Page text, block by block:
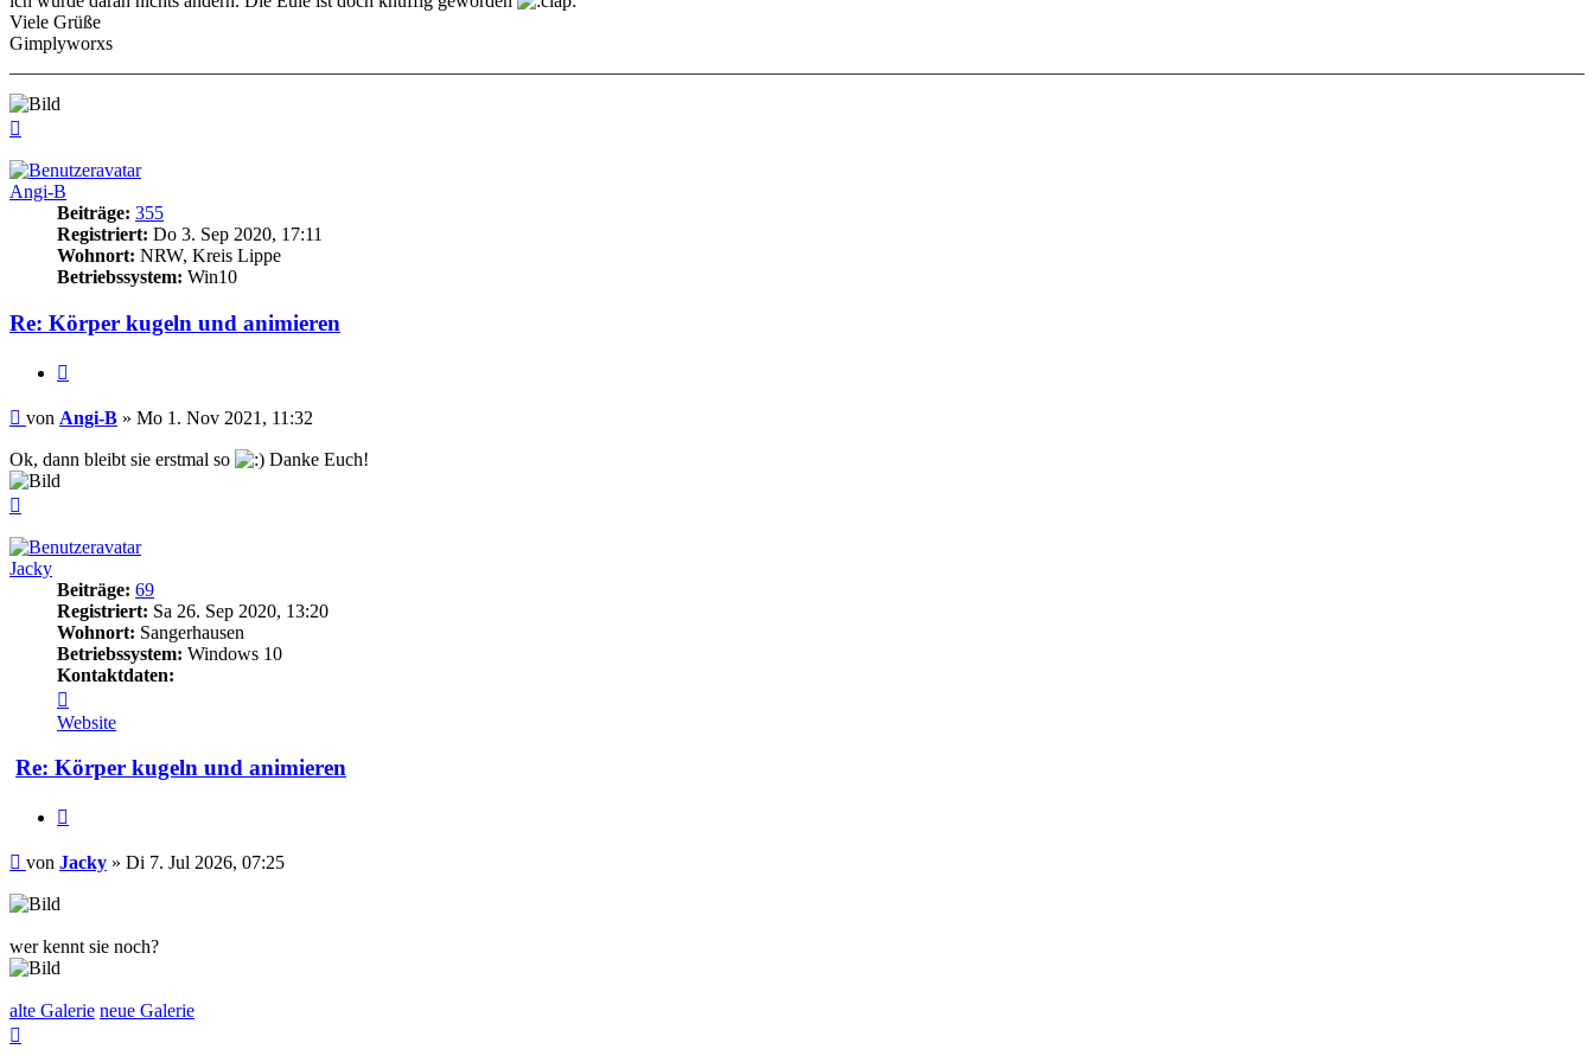
Viele Grüße
Gimplyworxs
Angi-B
Beiträge: 355
Registriert: Do 3. Sep 2020, 17:11
Wohnort: NRW, Kreis Lippe
Betriebssystem: Win10
Re: Körper kugeln und animieren
Beitrag
von Angi-B » Mo 1. Nov 2021, 11:32
Ok, dann bleibt sie erstmal so Danke Euch!
Jacky
Beiträge: 69
Registriert: Sa 26. Sep 2020, 13:20
Wohnort: Sangerhausen
Betriebssystem: Windows 10
Kontaktdaten:
von
Jacky
Website
Re: Körper kugeln und animieren
Beitrag
von Jacky » Di 7. Jul 2026, 07:25
wer kennt sie noch?
alte Galerie neue Galerie